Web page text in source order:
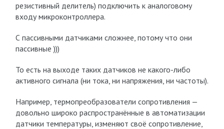
резистивный делитель) подключить к аналоговому
входу микроконтроллера.
С пассивными датчиками сложнее, потому что они
пассивные )))
То есть на выходе таких датчиков не какого-либо
активного сигнала (ни тока, ни напряжения, ни частоты).
Например, термопреобразователи сопротивления —
довольно широко распространённые в автоматизации
датчики температуры, изменяют своё сопротивление,